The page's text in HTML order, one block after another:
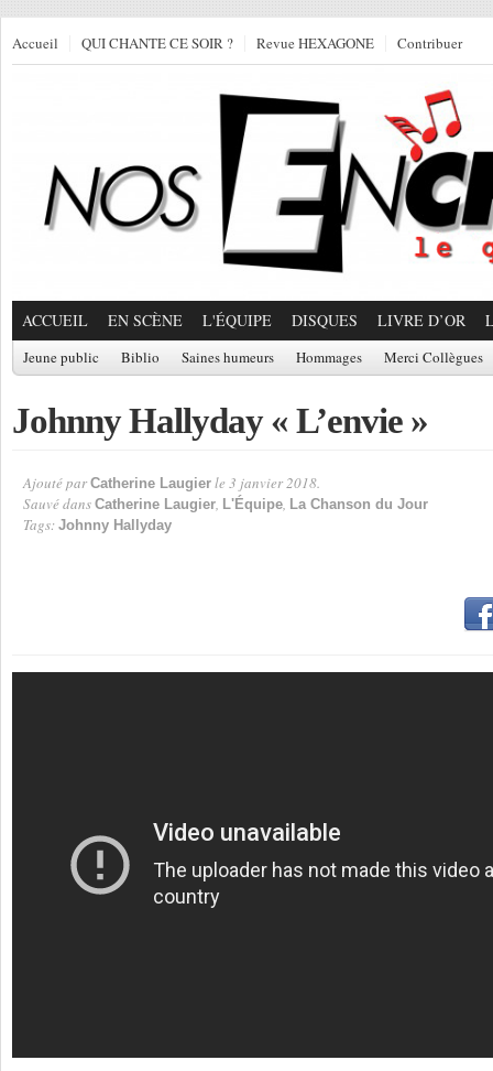
Accueil QUI CHANTE CE SOIR ? Revue HEXAGONE Contribuer
ACCUEIL EN SCÈNE L'ÉQUIPE DISQUES LIVRE D’OR
Jeune public Biblio Saines humeurs Hommages Merci Collègues
Johnny Hallyday « L’envie »
Ajouté par Catherine Laugier le 3 janvier 2018.
Sauvé dans Catherine Laugier, L'Équipe, La Chanson du Jour
Tags: Johnny Hallyday